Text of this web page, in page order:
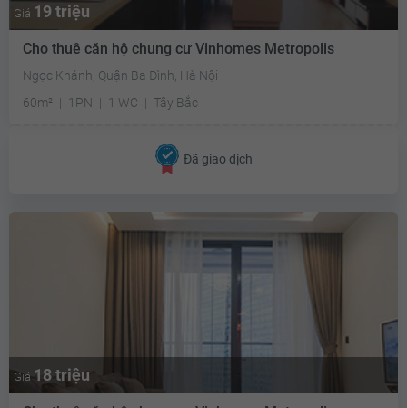
Giá 19 triệu
Cho thuê căn hộ chung cư Vinhomes Metropolis
Ngọc Khánh, Quận Ba Đình, Hà Nội
60m²
1PN 1 WC Tây Bắc
Đã giao dịch
Giá 18 triệu